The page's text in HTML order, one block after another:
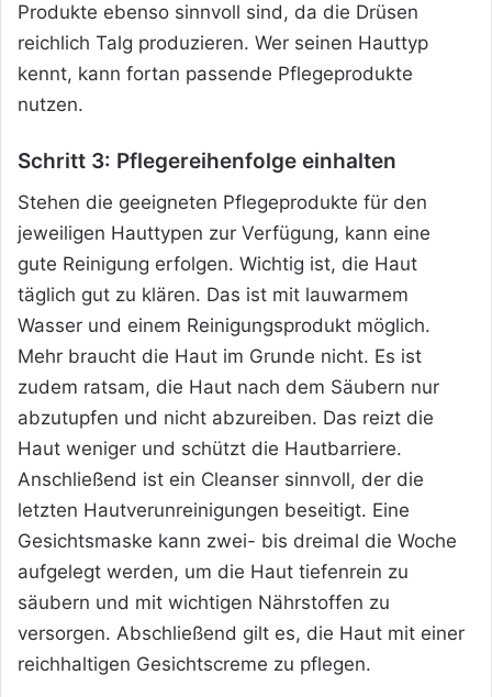
Produkte ebenso sinnvoll sind, da die Drüsen
reichlich Talg produzieren. Wer seinen Hauttyp
kennt, kann fortan passende Pflegeprodukte
nutzen.
Schritt 3: Pflegereihenfolge einhalten
Stehen die geeigneten Pflegeprodukte für den
jeweiligen Hauttypen zur Verfügung, kann eine
gute Reinigung erfolgen. Wichtig ist, die Haut
täglich gut zu klären. Das ist mit lauwarmem
Wasser und einem Reinigungsprodukt möglich.
Mehr braucht die Haut im Grunde nicht. Es ist
zudem ratsam, die Haut nach dem Säubern nur
abzutupfen und nicht abzureiben. Das reizt die
Haut weniger und schützt die Hautbarriere.
Anschließend ist ein Cleanser sinnvoll, der die
letzten Hautverunreinigungen beseitigt. Eine
Gesichtsmaske kann zwei- bis dreimal die Woche
aufgelegt werden, um die Haut tiefenrein zu
säubern und mit wichtigen Nährstoffen zu
versorgen. Abschließend gilt es, die Haut mit einer
reichhaltigen Gesichtscreme zu pflegen.